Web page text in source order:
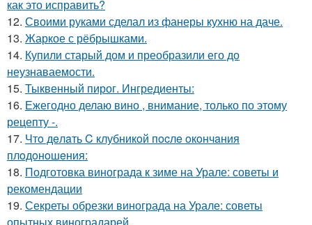
как это исправить?
12. Своими руками сделал из фанеры кухню на даче.
13. Жаркое с рёбрышками.
14. Купили старый дом и преобразили его до
неузнаваемости.
15. Тыквенный пирог. Ингредиенты:
16. Ежегодно делаю вино , внимание, только по этому
рецепту -.
17. Чтo дeлaть C клубникoй пocлe oкoнчaния
плoдoнoшeния:
18. Подготовка винограда к зиме на Урале: советы и
рекомендации
19. Секреты обрезки винограда на Урале: советы
опытных виноградарей